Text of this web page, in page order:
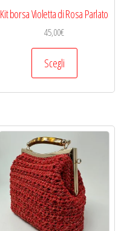
Kit borsa Violetta di Rosa Parlato
45,00€
Scegli
Questo
opzioni
possono
essere
scelte
nella